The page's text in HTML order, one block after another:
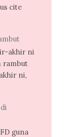
cite
akhir ni
rambut
ni,
guna